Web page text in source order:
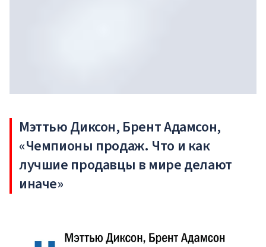
Мэттью Диксон, Брент Адамсон,
«Чемпионы продаж. Что и как
лучшие продавцы в мире делают
иначе»